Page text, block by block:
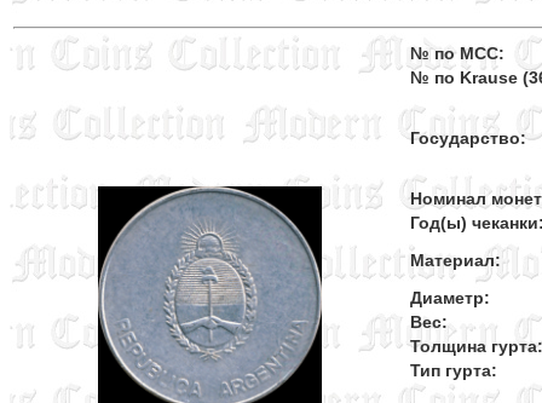
№ по MCC:
№ по Krause
Государство:
Номинал
Год(ы)
Материал:
Диаметр:
Вес:
Толщина гурта:
Тип гурта: